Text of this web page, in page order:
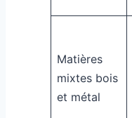
Matières
mixtes bois
et métal